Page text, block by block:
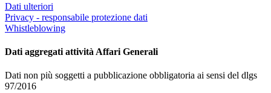
Dati ulteriori
Privacy - responsabile protezione dati
Whistleblowing
Dati aggregati attività Affari Generali
Dati non più soggetti a pubblicazione obbligatoria ai sensi del dlgs
97/2016